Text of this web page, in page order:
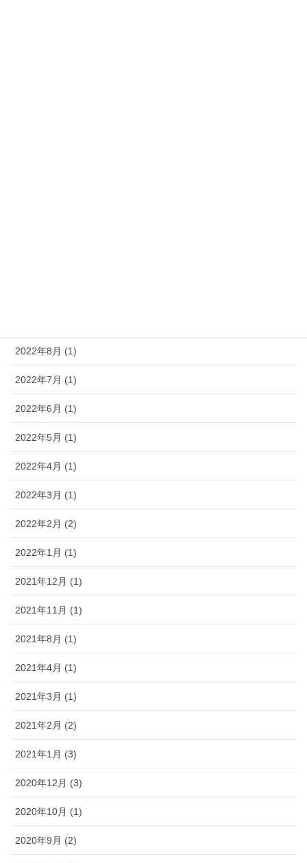
2022年8月 (1)
2022年7月 (1)
2022年6月 (1)
2022年5月 (1)
2022年4月 (1)
2022年3月 (1)
2022年2月 (2)
2022年1月 (1)
2021年12月 (1)
2021年11月 (1)
2021年8月 (1)
2021年4月 (1)
2021年3月 (1)
2021年2月 (2)
2021年1月 (3)
2020年12月 (3)
2020年10月 (1)
2020年9月 (2)